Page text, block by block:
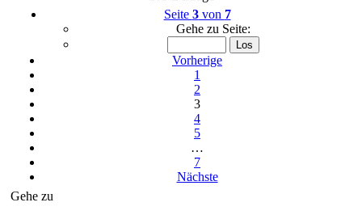
Seite 3von 7
Gehe zu Seite:
Vorherige
1
2
3
4
5
…
7
Nächste
Gehe zu